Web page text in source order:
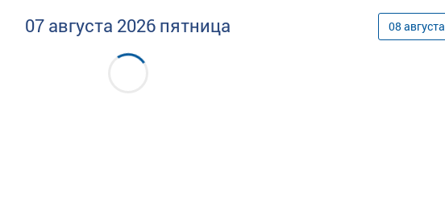
07 августа 2026 пятница 08 августа